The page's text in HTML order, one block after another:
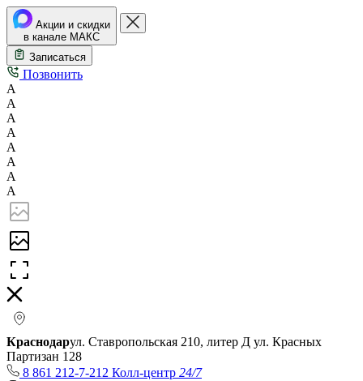
Акции и скидки
в канале МАКС
Записаться
Позвонить
А
А
А
А
А
А
А
А
Краснодарул. Ставропольская 210, литер Д ул. Красных
Партизан 128
8 861 212-7-212 Колл-центр 24/7